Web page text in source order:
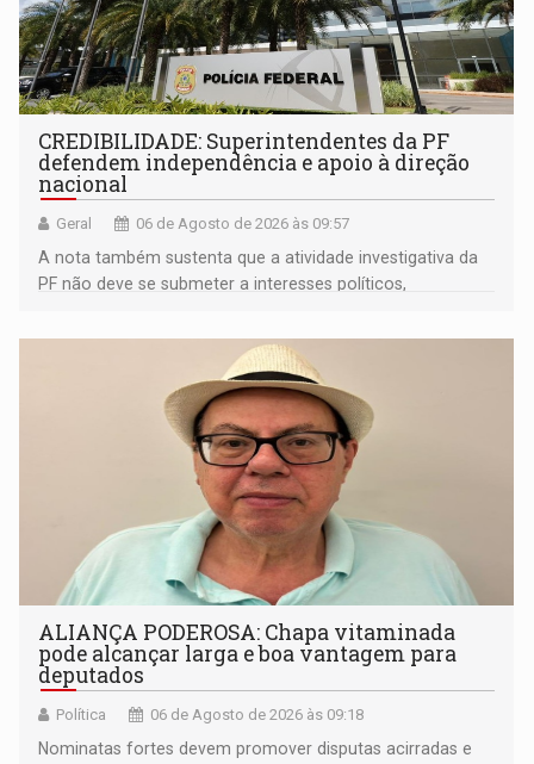
CREDIBILIDADE: Superintendentes da PF
defendem independência e apoio à direção
nacional
Geral 06 de Agosto de 2026 às 09:57
A nota também sustenta que a atividade investigativa da
PF não deve se submeter a interesses políticos,
ALIANÇA PODEROSA: Chapa vitaminada
pode alcançar larga e boa vantagem para
deputados
Política 06 de Agosto de 2026 às 09:18
Nominatas fortes devem promover disputas acirradas e